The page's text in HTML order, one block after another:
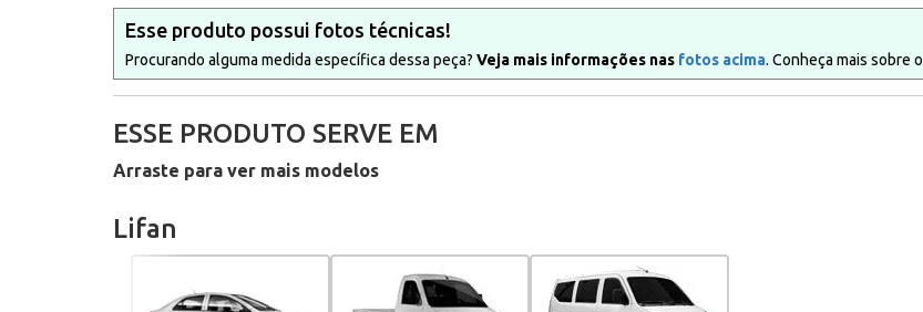
Esse produto possui fotos técnicas!
Procurando alguma medida específica dessa peça? Veja mais informações nas fotos acima. Conheça mais sobre o
ESSE PRODUTO SERVE EM
Arraste para ver mais modelos
Lifan